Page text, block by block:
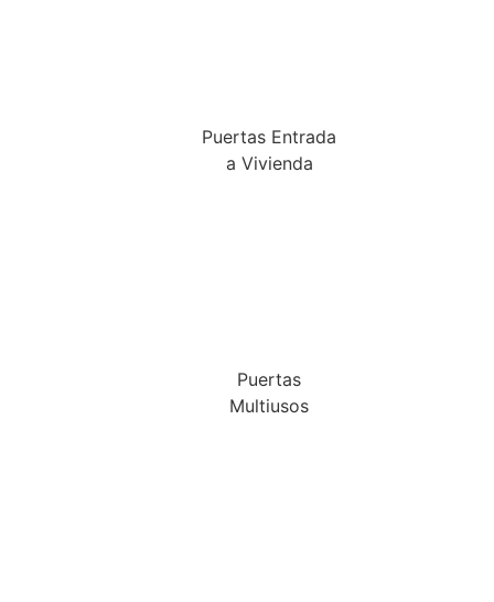
Puertas Entrada
a Vivienda
Puertas
Multiusos